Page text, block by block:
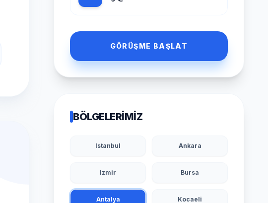
GÖRÜŞME BAŞLAT
BÖLGELERIMIZ
Istanbul Ankara
Izmir Bursa
Antalya Kocaeli